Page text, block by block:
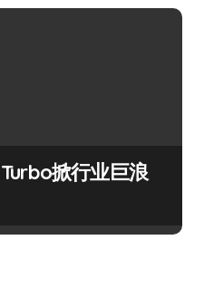
掀行业巨浪